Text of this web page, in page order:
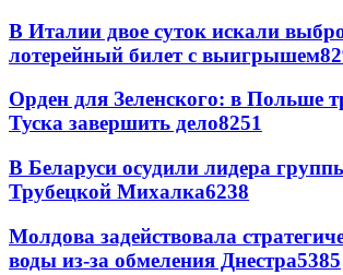
В Италии двое суток искали
лотерейный билет с выигрышем
Орден для Зеленского: в Польше
Туска завершить дело8251
В Беларуси осудили лидера
Трубецкой Михалка6238
Молдова задействовала
воды из-за обмеления Днестра5385